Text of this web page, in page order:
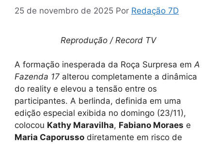
25 de novembro de 2025 Por Redação 7D
Reprodução / Record TV
A formação inesperada da Roça Surpresa emA
Fazenda 17 alterou completamente a dinâmica
do reality e elevou a tensão entre os
participantes. A berlinda, definida em uma
edição especial exibida no domingo (23/11),
colocou Kathy Maravilha, Fabiano Moraes e
Maria Caporusso diretamente em risco de